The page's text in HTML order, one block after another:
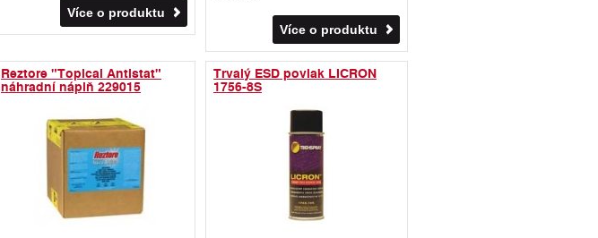
Více o produktu
Více o produktu
Reztore "Topical Antistat"
náhradní náplň 229015
Trvalý ESD povlak LICRON
1756-8S